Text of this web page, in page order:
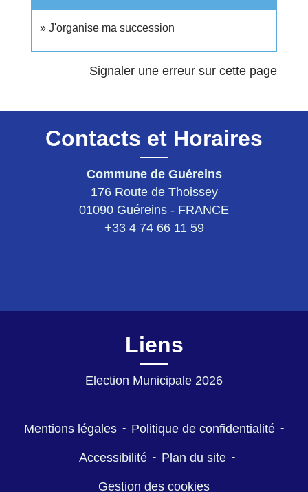
J'organise ma succession
Signaler une erreur sur cette page
Contacts et Horaires
Commune de Guéreins
176 Route de Thoissey
01090 Guéreins - FRANCE
+33 4 74 66 11 59
Liens
Election Municipale 2026
Mentions légales - Politique de confidentialité -
Accessibilité - Plan du site -
Gestion des cookies